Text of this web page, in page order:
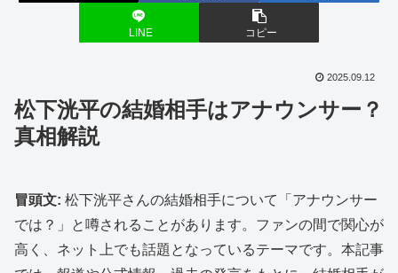
LINE コピー
2025.09.12
松下洸平の結婚相手はアナウンサー？
真相解説
冒頭文: 松下洸平さんの結婚相手について「アナウンサー
では？」と噂されることがあります。ファンの間で関心が
高く、ネット上でも話題となっているテーマです。本記事